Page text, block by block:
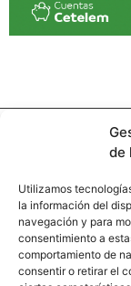
de
Utilizamos
la información del
navegación y para
consentimiento a
comportamiento de
consentir o retirar el
Calle Pinar,